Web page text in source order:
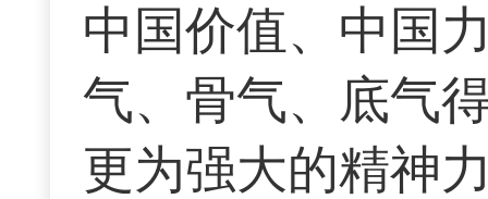
中国价值、中国
气、骨气、底气
更为强大的精神